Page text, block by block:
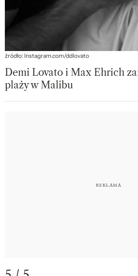
źródło: Instagram.com/ddlovato
Demi Lovato i Max Ehrich
plaży w Malibu